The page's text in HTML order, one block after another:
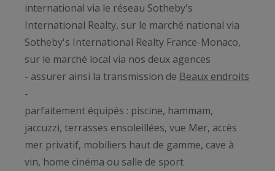
international via le réseau Sotheby's
International Realty, sur le marché national via
Sotheby's International Realty France-Monaco,
sur le marché local via nos deux agences
- assurer ainsi la transmission de Beaux endroits
-
parfaitement équipés : piscine, hammam,
jaccuzzi, terrasses ensoleillées, vue Mer, accès
mer privatif, mobiliers haut de gamme, cave à
vin, home cinéma ou salle de sport